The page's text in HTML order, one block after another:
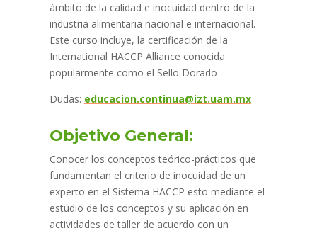
ámbito de la calidad e inocuidad dentro de la
industria alimentaria nacional e internacional.
Este curso incluye, la certificación de la
International HACCP Alliance conocida
popularmente como el Sello Dorado
Dudas: educacion.continua@izt.uam.mx
Objetivo General:
Conocer los conceptos teórico-prácticos que
fundamentan el criterio de inocuidad de un
experto en el Sistema HACCP esto mediante el
estudio de los conceptos y su aplicación en
actividades de taller de acuerdo con un